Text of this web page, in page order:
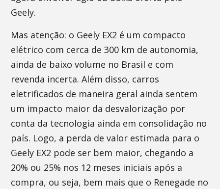
Geely.
Mas atenção: o Geely EX2 é um compacto
elétrico com cerca de 300 km de autonomia,
ainda de baixo volume no Brasil e com
revenda incerta. Além disso, carros
eletrificados de maneira geral ainda sentem
um impacto maior da desvalorização por
conta da tecnologia ainda em consolidação no
país. Logo, a perda de valor estimada para o
Geely EX2 pode ser bem maior, chegando a
20% ou 25% nos 12 meses iniciais após a
compra, ou seja, bem mais que o Renegade no